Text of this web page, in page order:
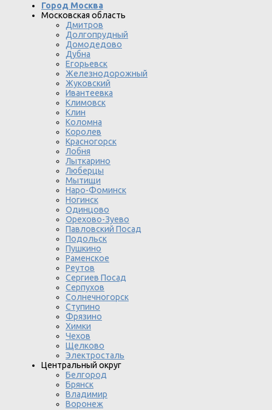
Город Москва
Московская область
Дмитров
Долгопрудный
Домодедово
Дубна
Егорьевск
Железнодорожный
Жуковский
Ивантеевка
Климовск
Клин
Коломна
Королев
Красногорск
Лобня
Лыткарино
Люберцы
Мытищи
Наро-Фоминск
Ногинск
Одинцово
Орехово-Зуево
Павловский Посад
Подольск
Пушкино
Раменское
Реутов
Сергиев Посад
Серпухов
Солнечногорск
Ступино
Фрязино
Химки
Чехов
Щелково
Электросталь
Центральный округ
Белгород
Брянск
Владимир
Воронеж